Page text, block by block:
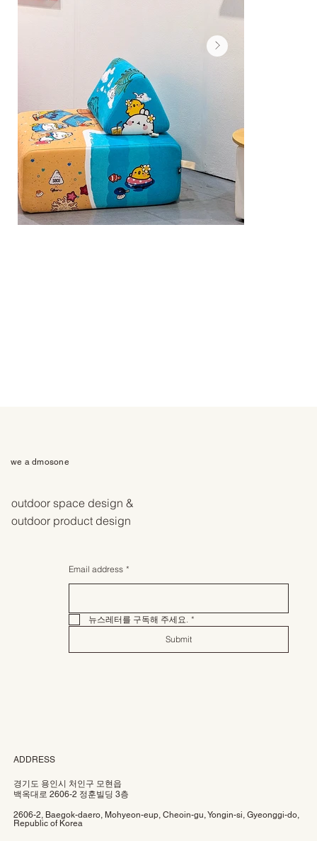
we a dmosone
outdoor space design &
outdoor product design
Email address *
뉴스레터를 구독해 주세요. *
Submit
ADDRESS
경기도 용인시 처인구 모현읍
백옥대로 2606-2 정훈빌딩 3층
2606-2, Baegok-daero, Mohyeon-eup, Cheoin-gu, Yongin-si, Gyeonggi-do,
Republic of Korea